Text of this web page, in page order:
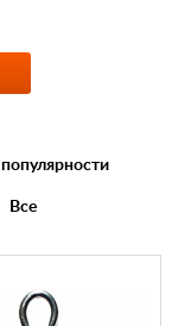
популярности
Все